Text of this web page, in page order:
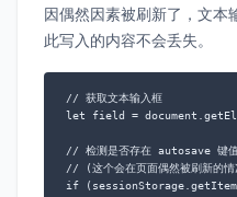
因偶然因素被刷新了，文本
此写入的内容不会丢失。
// 获取文本输入框
let field =
// 检测是否存在 autosave 键
// (这个会在页面偶然被刷新的情
if